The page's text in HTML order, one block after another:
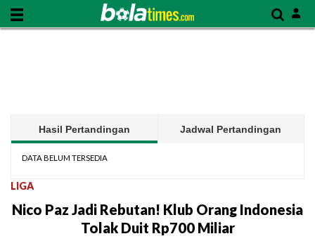
Hasil Pertandingan Jadwal Pertandingan
DATA BELUM TERSEDIA
LIGA
Nico Paz Jadi Rebutan! Klub Orang Indonesia
Tolak Duit Rp700 Miliar